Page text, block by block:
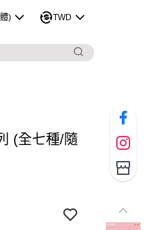
) TWD
(全七種/隨